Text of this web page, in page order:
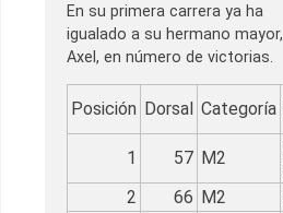
En su primera carrera ya ha
igualado a su hermano mayor,
Axel, en número de victorias.
Posición Dorsal Categoría
1 57 M2
2
66 M2